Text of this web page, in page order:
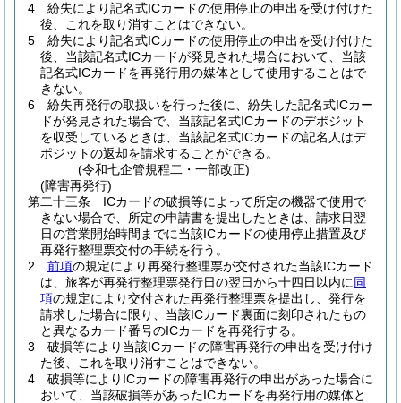
4
紛失により記名式ICカードの使用停止の申出を受け付けた
後、これを取り消すことはできない。
5
紛失により記名式ICカードの使用停止の申出を受け付けた
後、当該記名式ICカードが発見された場合において、当該
記名式ICカードを再発行用の媒体として使用することはで
きない。
6
紛失再発行の取扱いを行った後に、紛失した記名式ICカー
ドが発見された場合で、当該記名式ICカードのデポジット
を収受しているときは、当該記名式ICカードの記名人はデ
ポジットの返却を請求することができる。
(令和七企管規程二・一部改正)
(障害再発行)
第二十三条
ICカードの破損等によって所定の機器で使用で
きない場合で、所定の申請書を提出したときは、請求日翌
日の営業開始時間までに当該ICカードの使用停止措置及び
再発行整理票交付の手続を行う。
2
前項の規定により再発行整理票が交付された当該ICカード
は、旅客が再発行整理票発行日の翌日から十四日以内に同
項の規定により交付された再発行整理票を提出し、発行を
請求した場合に限り、当該ICカード裏面に刻印されたもの
と異なるカード番号のICカードを再発行する。
3
破損等により当該ICカードの障害再発行の申出を受け付け
た後、これを取り消すことはできない。
4
破損等によりICカードの障害再発行の申出があった場合に
おいて、当該破損等があったICカードを再発行用の媒体と